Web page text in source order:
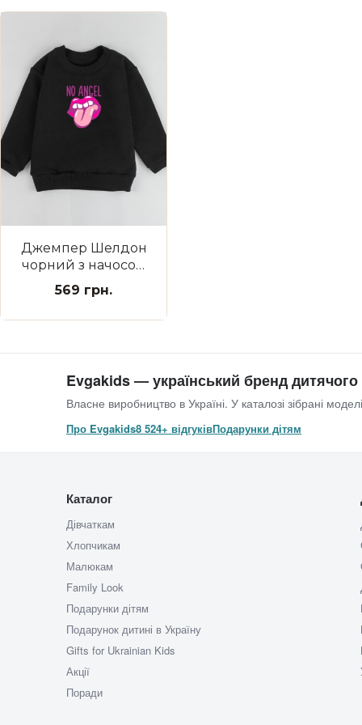
Джемпер Шелдон
чорний з начосом
No Angel
569 грн.
Evgakids — український бренд дитячого
Власне виробництво в Україні. У каталозі зібрані
Про Evgakids8 524+ відгуківПодарунки дітям
Каталог
Дівчаткам
Хлопчикам
Малюкам
Family Look
Подарунки дітям
Подарунок дитині в Україну
Gifts for Ukrainian Kids
Акції
Поради